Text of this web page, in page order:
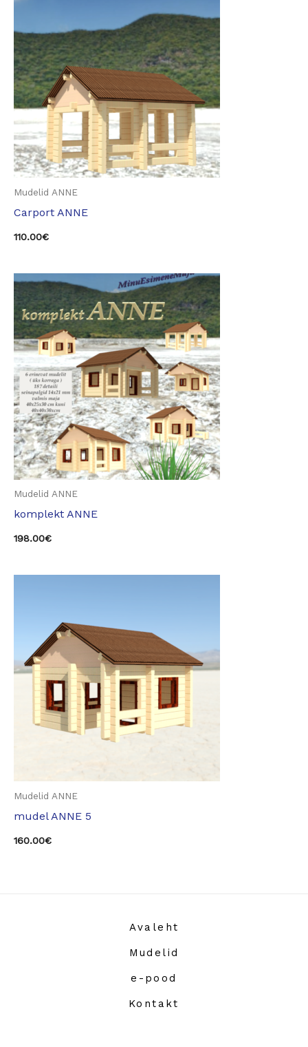
Mudelid ANNE
Carport ANNE
110.00€
Mudelid ANNE
komplekt ANNE
198.00€
Mudelid ANNE
mudel ANNE 5
160.00€
Avaleht
Mudelid
e-pood
Kontakt